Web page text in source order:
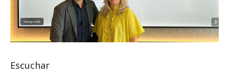
Escuchar